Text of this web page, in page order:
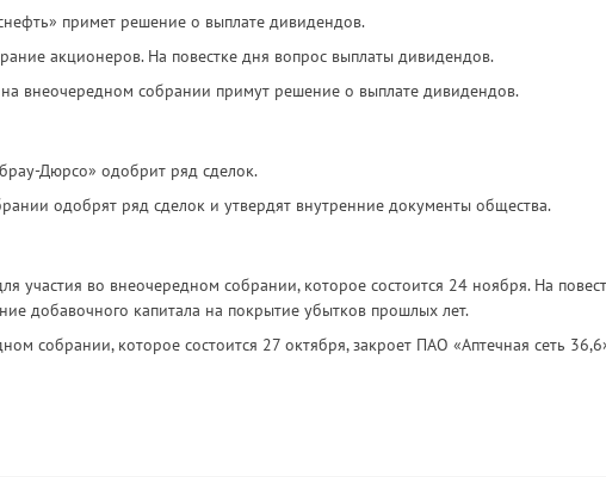
примет решение о выплате дивидендов.
акционеров. На повестке дня вопрос выплаты дивидендов.
внеочередном собрании примут решение о выплате дивидендов.
Дюрсо» одобрит ряд сделок.
одобрят ряд сделок и утвердят внутренние документы общества.
участия во внеочередном собрании, которое состоится 24 ноября. На
добавочного капитала на покрытие убытков прошлых лет.
собрании, которое состоится 27 октября, закроет ПАО «Аптечная сеть